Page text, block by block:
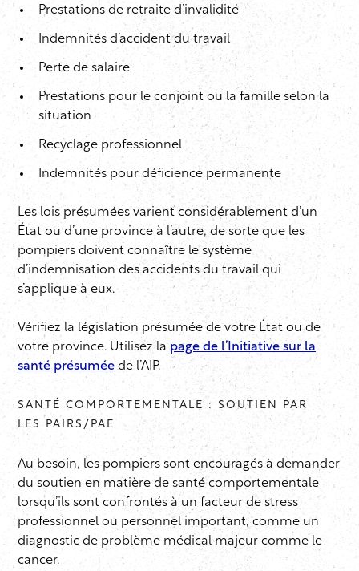
Prestations de retraite d’invalidité
Indemnités d’accident du travail
Perte de salaire
Prestations pour le conjoint ou la famille selon la
situation
Recyclage professionnel
Indemnités pour déficience permanente
Les lois présumées varient considérablement d’un
État ou d’une province à l’autre, de sorte que les
pompiers doivent connaître le système
d’indemnisation des accidents du travail qui
s’applique à eux.
Vérifiez la législation présumée de votre État ou de
votre province. Utilisez la page de l’Initiative sur la
santé présuméede l’AIP.
SANTÉ COMPORTEMENTALE : SOUTIEN PAR
LES PAIRS/PAE
Au besoin, les pompiers sont encouragés à demander
du soutien en matière de santé comportementale
lorsqu’ils sont confrontés à un facteur de stress
professionnel ou personnel important, comme un
diagnostic de problème médical majeur comme le
cancer.